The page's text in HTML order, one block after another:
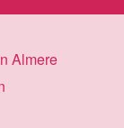
Almere